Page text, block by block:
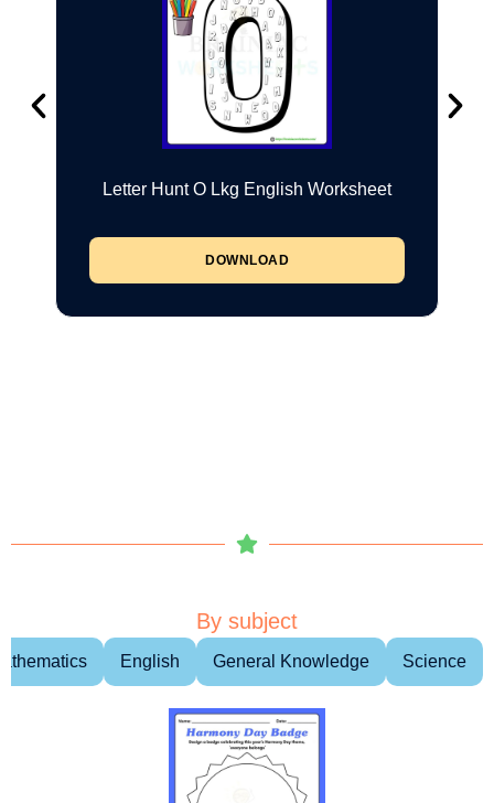
Letter Hunt O Lkg English Worksheet
DOWNLOAD
By subject
English General Knowledge Science